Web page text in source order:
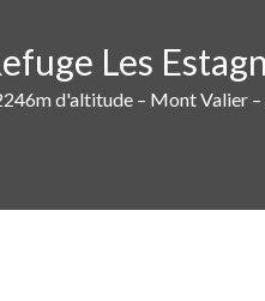
Les
d'altitude – Mont Valier